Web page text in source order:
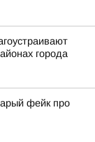
города
фейк про